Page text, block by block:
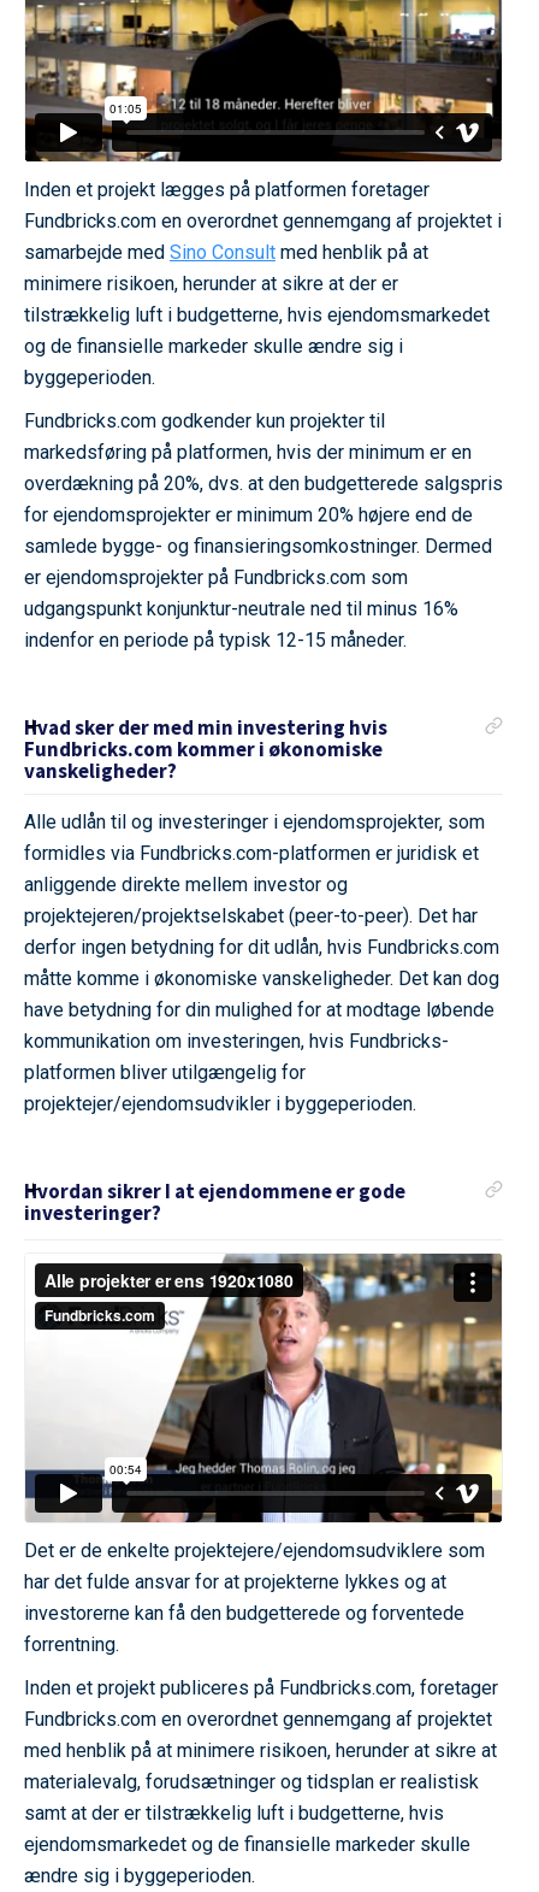
Inden et projekt lægges på platformen foretager
Fundbricks.com en overordnet gennemgang af projektet i
samarbejde med Sino Consult med henblik på at
minimere risikoen, herunder at sikre at der er
tilstrækkelig luft i budgetterne, hvis ejendomsmarkedet
og de finansielle markeder skulle ændre sig i
byggeperioden.
Fundbricks.com godkender kun projekter til
markedsføring på platformen, hvis der minimum er en
overdækning på 20%, dvs. at den budgetterede salgspris
for ejendomsprojekter er minimum 20% højere end de
samlede bygge- og finansieringsomkostninger. Dermed
er ejendomsprojekter på Fundbricks.com som
udgangspunkt konjunktur-neutrale ned til minus 16%
indenfor en periode på typisk 12-15 måneder.
Hvad sker der med min investering hvis
Fundbricks.com kommer i økonomiske
vanskeligheder?
Alle udlån til og investeringer i ejendomsprojekter, som
formidles via Fundbricks.com-platformen er juridisk et
anliggende direkte mellem investor og
projektejeren/projektselskabet (peer-to-peer). Det har
derfor ingen betydning for dit udlån, hvis Fundbricks.com
måtte komme i økonomiske vanskeligheder. Det kan dog
have betydning for din mulighed for at modtage løbende
kommunikation om investeringen, hvis Fundbricks-
platformen bliver utilgængelig for
projektejer/ejendomsudvikler i byggeperioden.
Hvordan sikrer I at ejendommene er gode
investeringer?
Det er de enkelte projektejere/ejendomsudviklere som
har det fulde ansvar for at projekterne lykkes og at
investorerne kan få den budgetterede og forventede
forrentning.
Inden et projekt publiceres på Fundbricks.com, foretager
Fundbricks.com en overordnet gennemgang af projektet
med henblik på at minimere risikoen, herunder at sikre at
materialevalg, forudsætninger og tidsplan er realistisk
samt at der er tilstrækkelig luft i budgetterne, hvis
ejendomsmarkedet og de finansielle markeder skulle
ændre sig i byggeperioden.